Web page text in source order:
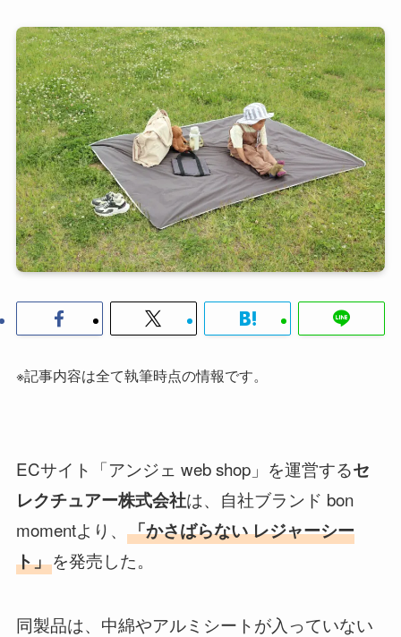
※記事内容は全て執筆時点の情報です。
ECサイト「アンジェ web shop」を運営するセ
レクチュアー株式会社は、自社ブランド bon
momentより、 「かさばらない レジャーシー
ト」を発売した。
同製品は、中綿やアルミシートが入っていない